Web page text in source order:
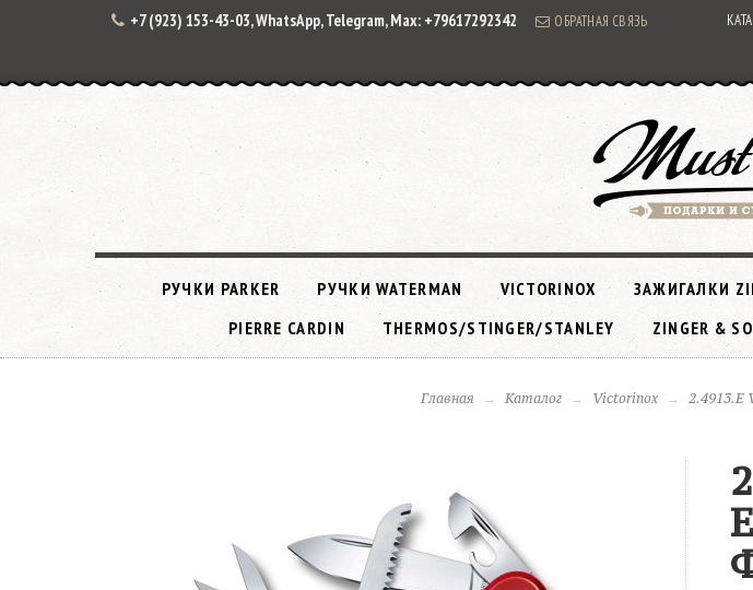
+7 (923) 153-43-03, WhatsApp, Telegram, Max: +79617292342 ОБРАТНАЯ СВЯЗЬ
РУЧКИ PARKER РУЧКИ WATERMAN VICTORINOX ЗАЖИГАЛКИ
PIERRE CARDIN
THERMOS/STINGER/STANLEY ZINGER &
Главная Каталог Victorinox 2.4913.E